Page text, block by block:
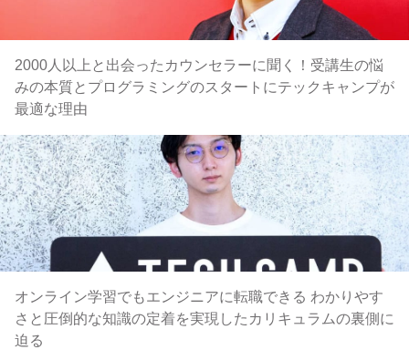
2000人以上と出会ったカウンセラーに聞く！受講生の悩
みの本質とプログラミングのスタートにテックキャンプが
最適な理由
オンライン学習でもエンジニアに転職できる わかりやす
さと圧倒的な知識の定着を実現したカリキュラムの裏側に
迫る